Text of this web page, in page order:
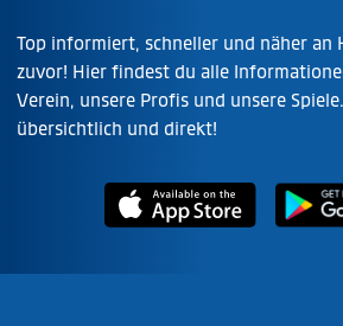
Top informiert, schneller und näher an
zuvor! Hier findest du alle
Verein, unsere Profis und unsere
übersichtlich und direkt!